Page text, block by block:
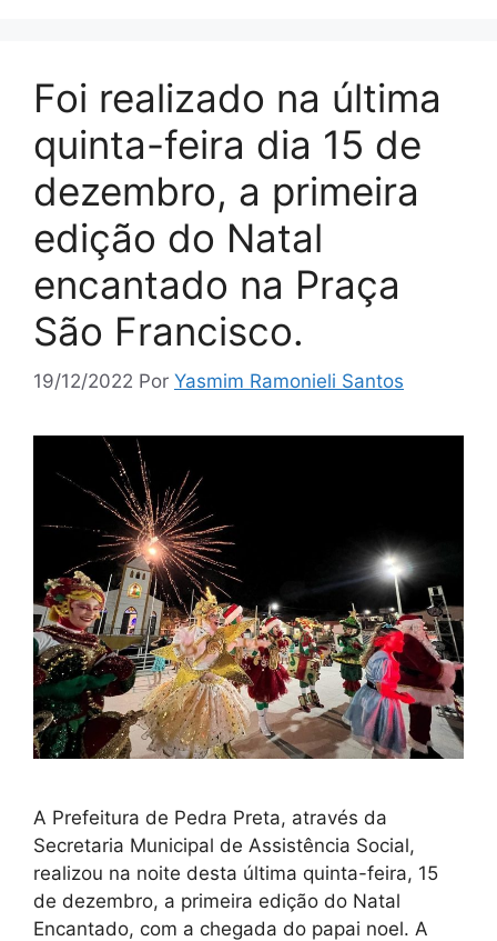
Foi realizado na última
quinta-feira dia 15 de
dezembro, a primeira
edição do Natal
encantado na Praça
São Francisco.
19/12/2022 Por Yasmim Ramonieli Santos
A Prefeitura de Pedra Preta, através da
Secretaria Municipal de Assistência Social,
realizou na noite desta última quinta-feira, 15
de dezembro, a primeira edição do Natal
Encantado, com a chegada do papai noel. A